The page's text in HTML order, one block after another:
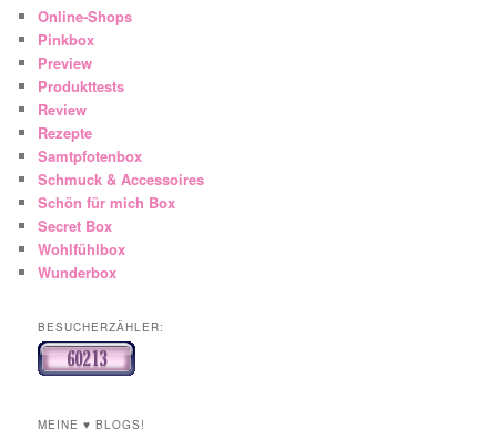
Online-Shops
Pinkbox
Preview
Produkttests
Review
Rezepte
Samtpfotenbox
Schmuck & Accessoires
Schön für mich Box
Secret Box
Wohlfühlbox
Wunderbox
BESUCHERZÄHLER:
MEINE ♥ BLOGS!